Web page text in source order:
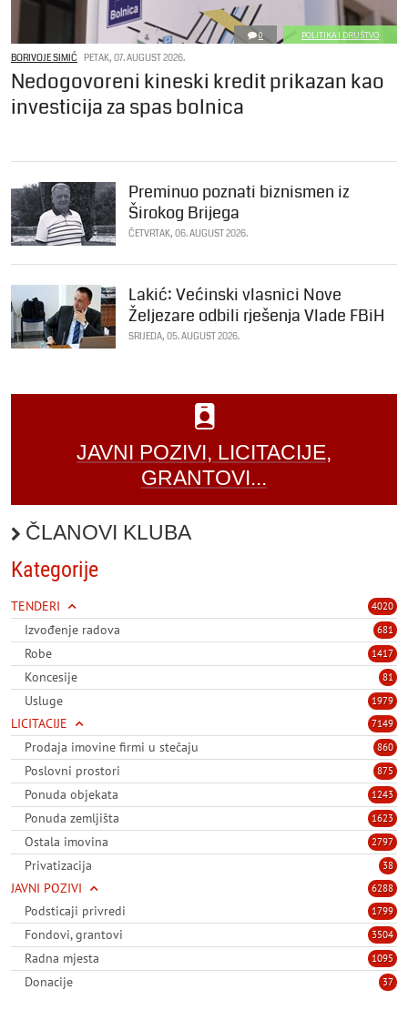
0 POLITIKA I DRUŠTVO
BORIVOJE SIMIĆ PETAK, 07. AUGUST 2026.
Nedogovoreni kineski kredit prikazan kao
investicija za spas bolnica
Preminuo poznati biznismen iz
Širokog Brijega
ČETVRTAK, 06. AUGUST 2026.
Lakić: Većinski vlasnici Nove
Željezare odbili rješenja Vlade FBiH
SRIJEDA, 05. AUGUST 2026.
JAVNI POZIVI, LICITACIJE,
GRANTOVI...
ČLANOVI KLUBA
Kategorije
4020
TENDERI
681
Izvođenje radova
1417
Robe
81
Koncesije
1979
Usluge
7149
LICITACIJE
860
Prodaja imovine firmi u stečaju
875
Poslovni prostori
1243
Ponuda objekata
1623
Ponuda zemljišta
2797
Ostala imovina
38
Privatizacija
6288
JAVNI POZIVI
1799
Podsticaji privredi
3504
Fondovi, grantovi
1095
Radna mjesta
37
Donacije